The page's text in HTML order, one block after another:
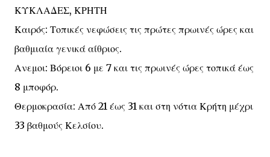
ΚΥΚΛΑΔΕΣ, ΚΡΗΤΗ
Καιρός: Τοπικές νεφώσεις τις πρώτες πρωινές ώρες και
βαθμιαία γενικά αίθριος.
Ανεμοι: Βόρειοι 6 με 7 και τις πρωινές ώρες τοπικά έως
8 μποφόρ.
Θερμοκρασία: Από 21 έως 31 και στη νότια Κρήτη μέχρι
33 βαθμούς Κελσίου.